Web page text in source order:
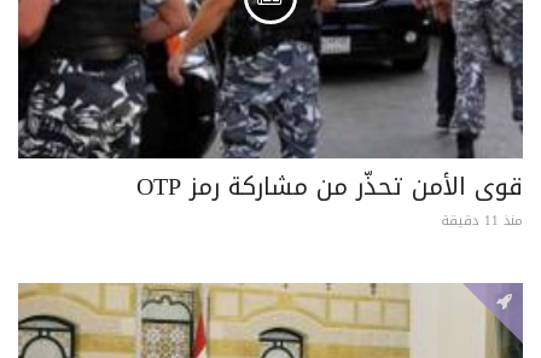
قوى الأمن تحذّر من مشاركة رمز OTP
منذ 11 دقيقة